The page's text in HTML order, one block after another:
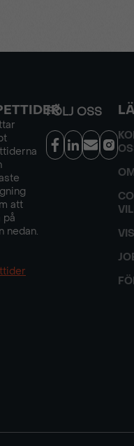
att
på
nedan.
FÖLJ OSS